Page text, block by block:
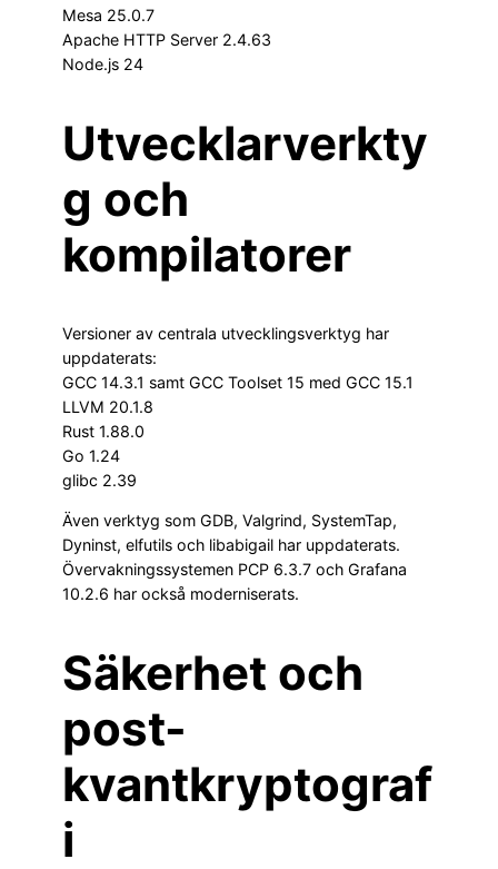
Mesa 25.0.7
Apache HTTP Server 2.4.63
Node.js 24
Utvecklarverkty
g och
kompilatorer
Versioner av centrala utvecklingsverktyg har
uppdaterats:
GCC 14.3.1 samt GCC Toolset 15 med GCC 15.1
LLVM 20.1.8
Rust 1.88.0
Go 1.24
glibc 2.39
Även verktyg som GDB, Valgrind, SystemTap,
Dyninst, elfutils och libabigail har uppdaterats.
Övervakningssystemen PCP 6.3.7 och Grafana
10.2.6 har också moderniserats.
Säkerhet och
post-
kvantkryptograf
i